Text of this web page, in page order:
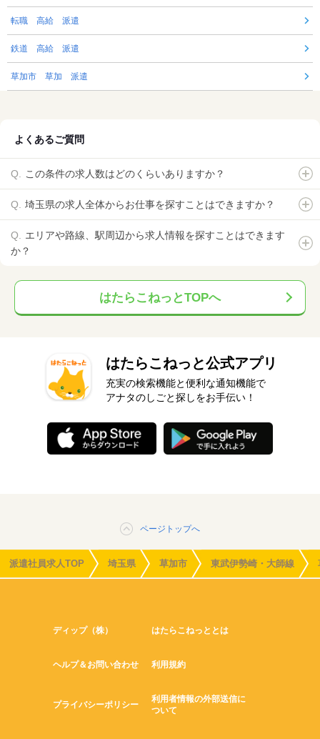
転職 高給 派遣
鉄道 高給 派遣
草加市 草加 派遣
よくあるご質問
この条件の求人数はどのくらいありますか？
埼玉県の求人全体からお仕事を探すことはできますか？
エリアや路線、駅周辺から求人情報を探すことはできます
か？
はたらこねっとTOPへ
はたらこねっと公式アプリ
充実の検索機能と便利な通知機能で
アナタのしごと探しをお手伝い！
ページトップへ
派遣社員求人TOP 埼玉県 草加市 東武伊勢崎・大師線
ディップ（株） はたらこねっととは
ヘルプ＆お問い合わせ 利用規約
プライバシーポリシー
利用者情報の外部送信に
ついて